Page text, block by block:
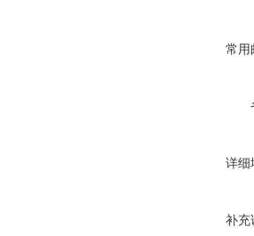
常用
详细
补充